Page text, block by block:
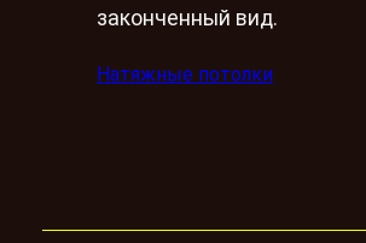
законченный вид.
Натяжные потолки